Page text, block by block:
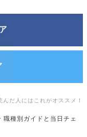
んだ人にはこれがオススメ！
職種別ガイドと当日チェ